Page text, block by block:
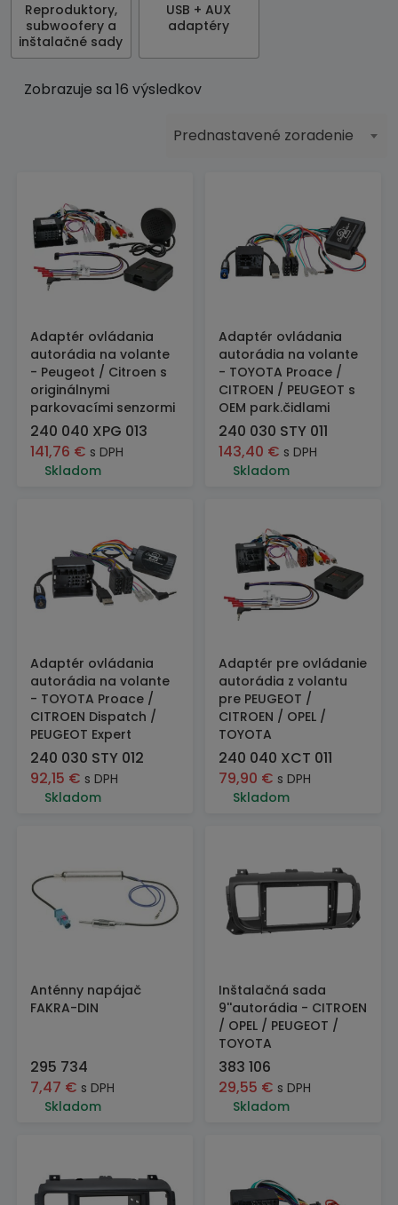
Reproduktory,
subwoofery a
inštalačné sady
USB + AUX
adaptéry
Zobrazuje sa 16 výsledkov
Prednastavené zoradenie
Adaptér ovládania
autorádia na volante
- Peugeot / Citroen s
originálnymi
parkovacími senzormi
240 040 XPG 013
141,76 € s DPH
Skladom
Adaptér ovládania
autorádia na volante
- TOYOTA Proace /
CITROEN / PEUGEOT s
OEM park.čidlami
240 030 STY 011
143,40 € s DPH
Skladom
Adaptér ovládania
autorádia na volante
- TOYOTA Proace /
CITROEN Dispatch /
PEUGEOT Expert
240 030 STY 012
92,15 € s DPH
Skladom
Adaptér pre ovládanie
autorádia z volantu
pre PEUGEOT /
CITROEN / OPEL /
TOYOTA
240 040 XCT 011
79,90 € s DPH
Skladom
Anténny napájač
FAKRA-DIN
295 734
7,47 € s DPH
Skladom
Inštalačná sada
9''autorádia - CITROEN
/ OPEL / PEUGEOT /
TOYOTA
383 106
29,55 € s DPH
Skladom